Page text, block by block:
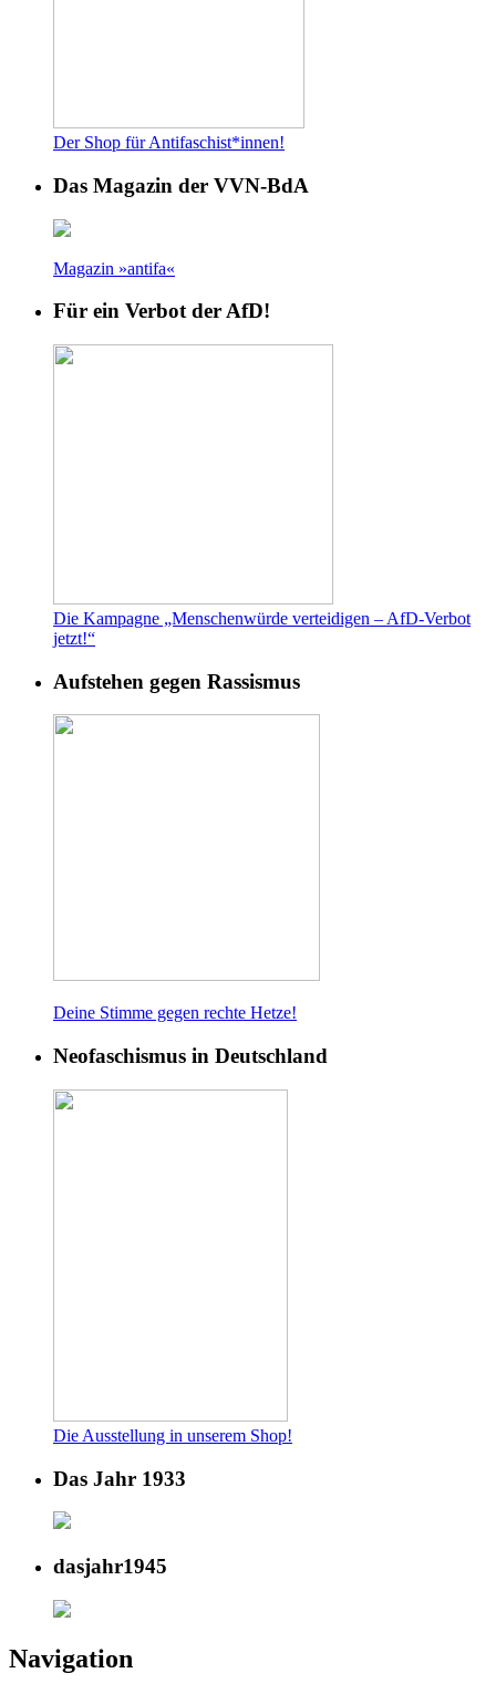
Der Shop für Antifaschist*innen!
Das Magazin der VVN-BdA
Magazin »antifa«
Für ein Verbot der AfD!
Die Kampagne „Menschenwürde verteidigen – AfD-Verbot
jetzt!“
Aufstehen gegen Rassismus
Deine Stimme gegen rechte Hetze!
Neofaschismus in Deutschland
Die Ausstellung in unserem Shop!
Das Jahr 1933
dasjahr1945
Navigation